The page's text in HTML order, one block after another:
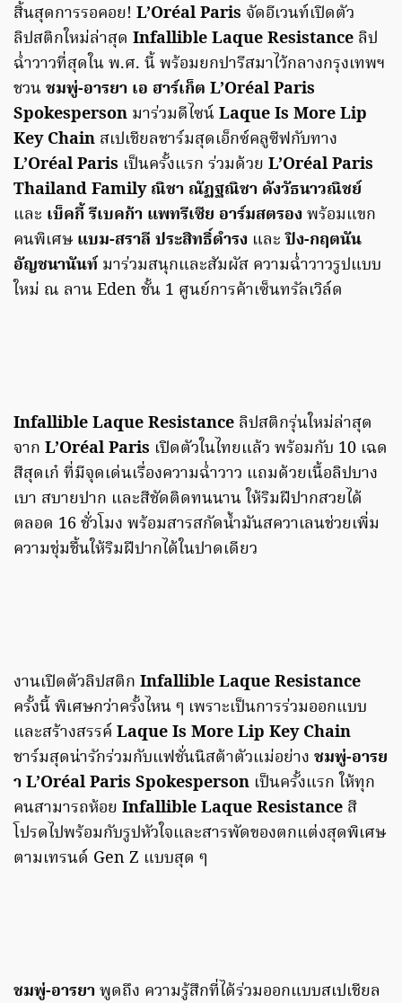
สิ้นสุดการรอคอย! L’Oréal Paris จัดอีเวนท์เปิดตัว
ลิปสติกใหม่ล่าสุด Infallible Laque Resistance ลิป
ฉ่ำวาวที่สุดใน พ.ศ. นี้ พร้อมยกปารีสมาไว้กลางกรุงเทพฯ
ชวนชมพู่-อารยา เอ ฮาร์เก็ต L’Oréal Paris
Spokesperson มาร่วมดีไซน์Laque Is More Lip
Key Chain สเปเชียลชาร์มสุดเอ็กซ์คลูซีฟกับทาง
L’Oréal Paris เป็นครั้งแรก ร่วมด้วย L’Oréal Paris
Thailand Family ณิชา ณัฏฐณิชา ดังวัธนาวณิชย์
และ เบ็คกี้ รีเบคก้า แพทรีเซีย อาร์มสตรองพร้อมแขก
คนพิเศษ แบม-สราลี ประสิทธิ์ดำรง และปิง-กฤตนัน
อัญชนานันท์ มาร่วมสนุกและสัมผัส ความฉ่ำวาวรูปแบบ
ใหม่ ณ ลาน Eden ชั้น 1 ศูนย์การค้าเซ็นทรัลเวิล์ด
Infallible Laque Resistance ลิปสติกรุ่นใหม่ล่าสุด
จาก L’Oréal Paris เปิดตัวในไทยแล้ว พร้อมกับ 10 เฉด
สีสุดเก๋ ที่มีจุดเด่นเรื่องความฉ่ำวาว แถมด้วยเนื้อลิปบาง
เบา สบายปาก และสีชัดติดทนนาน ให้ริมฝีปากสวยได้
ตลอด 16 ชั่วโมง พร้อมสารสกัดน้ำมันสควาเลนช่วยเพิ่ม
ความชุ่มชื้นให้ริมฝีปากได้ในปาดเดียว
งานเปิดตัวลิปสติก Infallible Laque Resistance
ครั้งนี้ พิเศษกว่าครั้งไหน ๆ เพราะเป็นการร่วมออกแบบ
และสร้างสรรค์ Laque Is More Lip Key Chain
ชาร์มสุดน่ารักร่วมกับแฟชั่นนิสต้าตัวแม่อย่าง ชมพู่-อารย
า L’Oréal Paris Spokesperson เป็นครั้งแรก ให้ทุก
คนสามารถห้อย Infallible Laque Resistance สี
โปรดไปพร้อมกับรูปหัวใจและสารพัดของตกแต่งสุดพิเศษ
ตามเทรนด์ Gen Z แบบสุด ๆ
ชมพู่-อารยาพูดถึง ความรู้สึกที่ได้ร่วมออกแบบสเปเชียล